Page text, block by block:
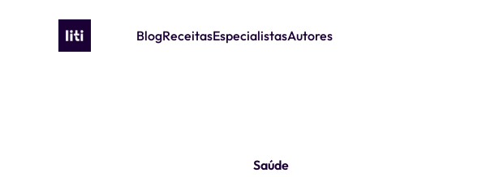
BlogReceitasEspecialistasAutores
Saúde